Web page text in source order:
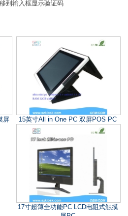
到输入框显示验证码
屏
15英寸All in One PC 双屏POS PC
17寸超薄全功能PC LCD电阻式触摸